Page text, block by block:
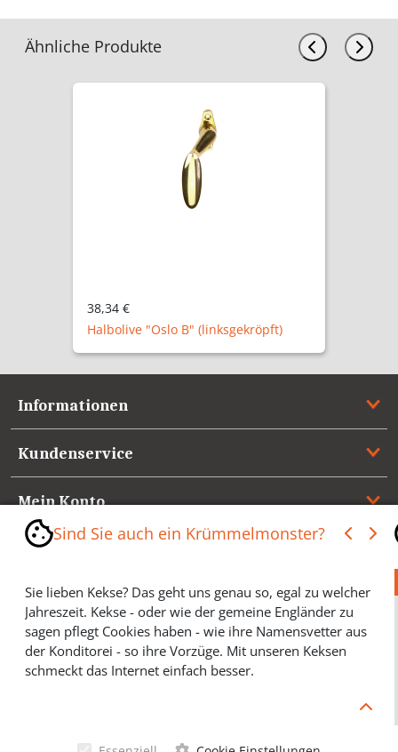
Ähnliche Produkte
38,34 €
Halbolive "Oslo B" (linksgekröpft)
Informationen
Kundenservice
Mein Konto
Referenzen
Medienspiegel & Presseinformationen
*** Vertrag widerrufen ***
Sind Sie auch ein Krümmelmonster?
Sie lieben Kekse? Das geht uns genau so, egal zu welcher
Jahreszeit. Kekse - oder wie der gemeine Engländer zu
sagen pflegt Cookies haben - wie ihre Namensvetter aus
der Konditorei - so ihre Vorzüge. Mit unseren Keksen
schmeckt das Internet einfach besser.
Cookies helfen Ihnen, Ihre gewünschten Artikel schneller
Werbung sparen und selbstverständlich anonyme